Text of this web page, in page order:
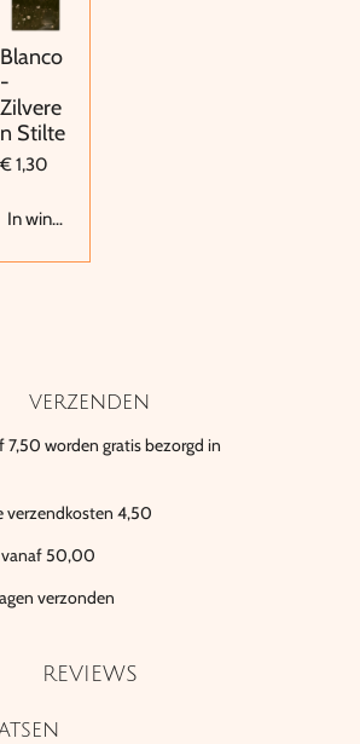
Blanco
-
Zilvere
n Stilte
€ 1,30
In winkelwagen
verzenden
7,50 worden gratis bezorgd in
verzendkosten 4,50
vanaf 50,00
verzonden
REVIEWS